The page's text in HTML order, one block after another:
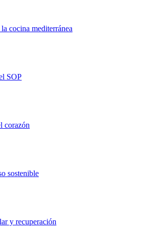
cocina mediterránea
SOP
corazón
sostenible
y recuperación